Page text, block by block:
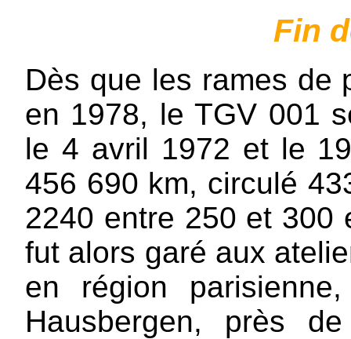
Fin
Dès que les rames de
en 1978, le TGV 001
le 4 avril 1972 et le
456 690 km, circulé
2240 entre 250 et 300
fut alors garé aux
en région
Hausbergen, près